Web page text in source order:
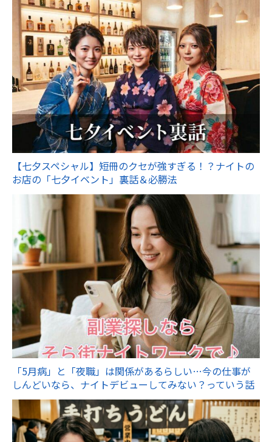
【七夕スペシャル】短冊のクセが強すぎる！？ナイトの
お店の「七夕イベント」裏話＆必勝法
「5月病」と「夜職」は関係があるらしい…今の仕事が
しんどいなら、ナイトデビューしてみない？っていう話